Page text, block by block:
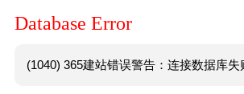
Database Error
(1040) 365建站错误警告：连接数据库